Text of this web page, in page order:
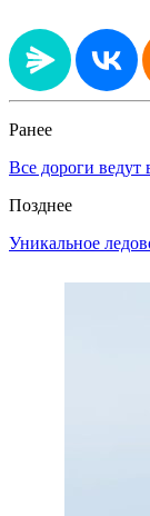
Ранее
Все дороги ведут
Позднее
Уникальное